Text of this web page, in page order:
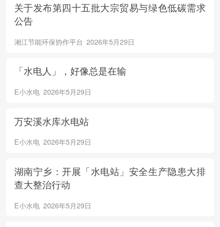
关于发布第四十五批大宗贸易与绿色低碳需求
公告
湘江节能环保协作平台 2026年5月29日
「水电人」，好像总是在输
E小水电 2026年5月29日
万安溪水库水电站
E小水电 2026年5月29日
湖南宁乡：开展「水电站」安全生产隐患大排
查大整治行动
E小水电 2026年5月29日